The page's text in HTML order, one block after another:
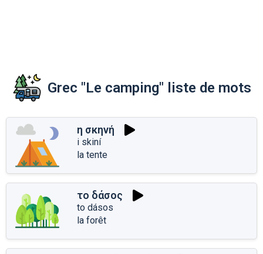
Grec "Le camping" liste de mots
η σκηνή
i skiní
la tente
το δάσος
to dásos
la forêt